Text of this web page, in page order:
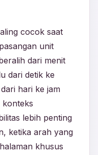
cocok saat
unit
dari menit
dari detik ke
hari ke jam
konteks
lebih penting
ketika arah yang
khusus